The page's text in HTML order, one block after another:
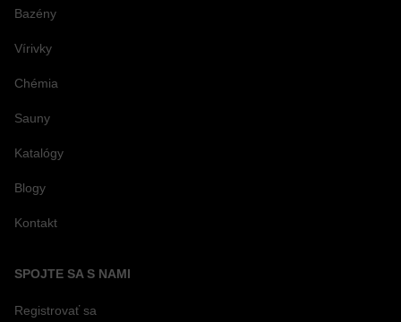
Bazény
Vírivky
Chémia
Sauny
Katalógy
Blogy
Kontakt
SPOJTE SA S NAMI
Registrovať sa